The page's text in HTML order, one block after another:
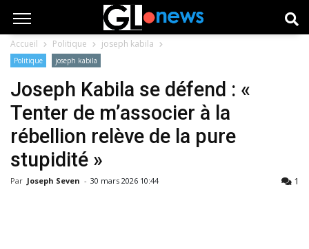
Accueil Politique joseph kabila
Politique joseph kabila
Joseph Kabila se défend : «
Tenter de m’associer à la
rébellion relève de la pure
stupidité »
Par Joseph Seven - 30 mars 2026 10:44 1